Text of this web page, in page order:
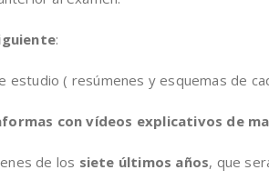
:
estudio ( resúmenes y esquemas de
con vídeos explicativos de
de los siete últimos años, que